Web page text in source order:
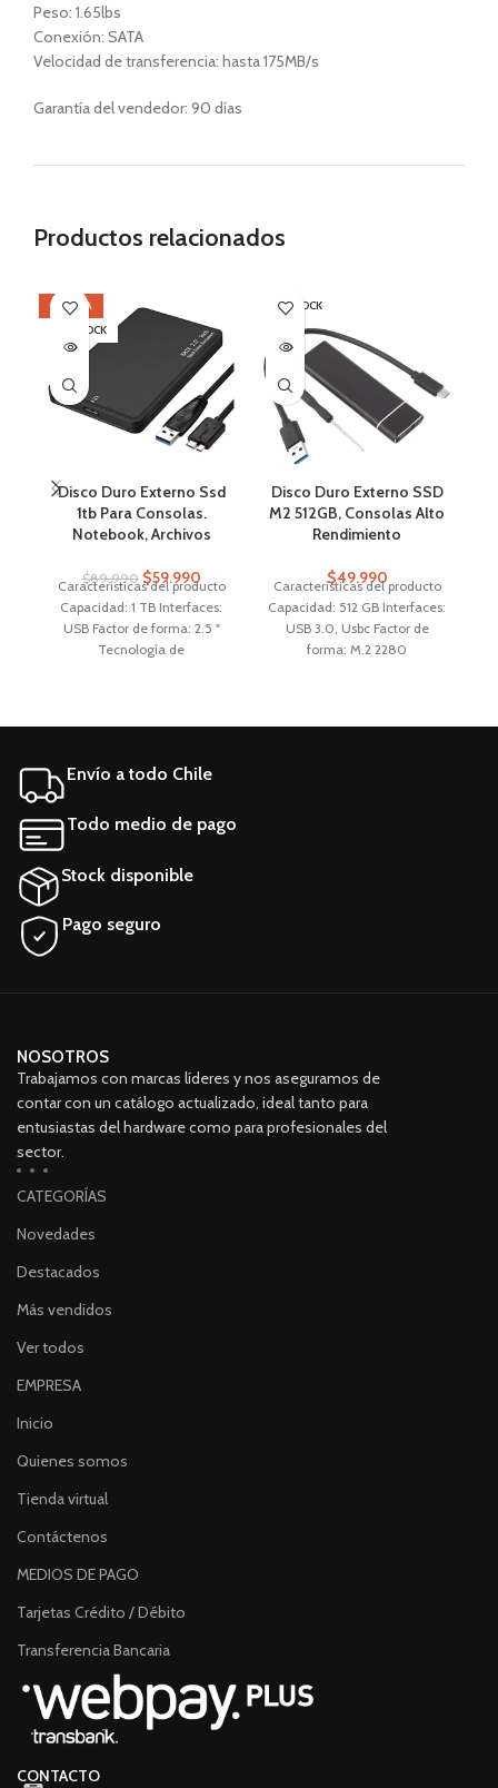
Peso: 1.65lbs
Conexión: SATA
Velocidad de transferencia: hasta 175MB/s
Garantía del vendedor: 90 días
Productos relacionados
OFERTA
SIN STOCK
Disco Duro Externo Ssd
1tb Para Consolas.
Notebook, Archivos
$89.990 $59.990
Características del producto
Capacidad: 1 TB Interfaces:
USB Factor de forma: 2.5 "
Tecnología de
SIN STOCK
Disco Duro Externo SSD
M2 512GB, Consolas Alto
Rendimiento
$49.990
Características del producto
Capacidad: 512 GB Interfaces:
USB 3.0, Usbc Factor de
forma: M.2 2280
Envío a todo Chile
Todo medio de pago
Stock disponible
Pago seguro
NOSOTROS
Trabajamos con marcas líderes y nos aseguramos de
contar con un catálogo actualizado, ideal tanto para
entusiastas del hardware como para profesionales del
sector.
CATEGORÍAS
Novedades
Destacados
Más vendidos
Ver todos
EMPRESA
Inicio
Quienes somos
Tienda virtual
Contáctenos
MEDIOS DE PAGO
Tarjetas Crédito / Débito
Transferencia Bancaria
CONTACTO